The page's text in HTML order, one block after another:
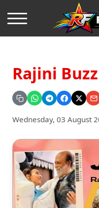
Rajini
Wednesday, 03 August